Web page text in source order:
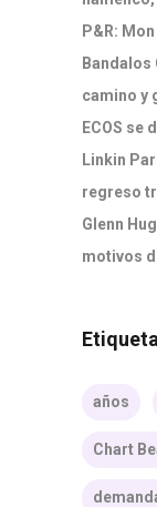
P&R:
Bandalos
camino y
ECOS se
Linkin
regreso
Glenn
motivos
años
Chart